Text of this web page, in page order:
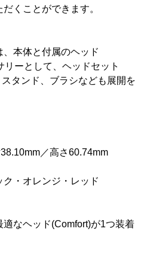
くことができます。
本体と付属のヘッド
リーとして、ヘッドセット
タンド、ブラシなども展開を
／高さ60.74mm
・オレンジ・レッド
なヘッド(Comfort)が1つ装着